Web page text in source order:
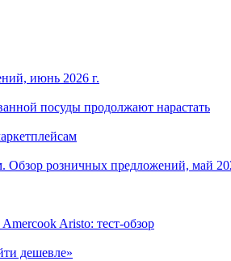
июнь 2026 г.
посуды продолжают нарастать
розничных предложений, май
Aristo: тест-обзор
дешевле»